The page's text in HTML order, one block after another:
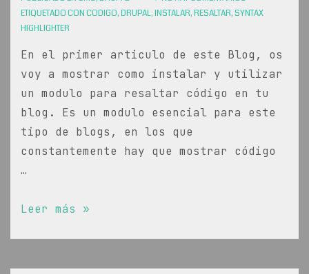
ETIQUETADO CONCODIGO,DRUPAL,INSTALAR,RESALTAR,SYNTAX
HIGHLIGHTER
En el primer articulo de este Blog, os
voy a mostrar como instalar y utilizar
un modulo para resaltar código en tu
blog. Es un modulo esencial para este
tipo de blogs, en los que
constantemente hay que mostrar código
…
Instalar
Syntax
Leer más »